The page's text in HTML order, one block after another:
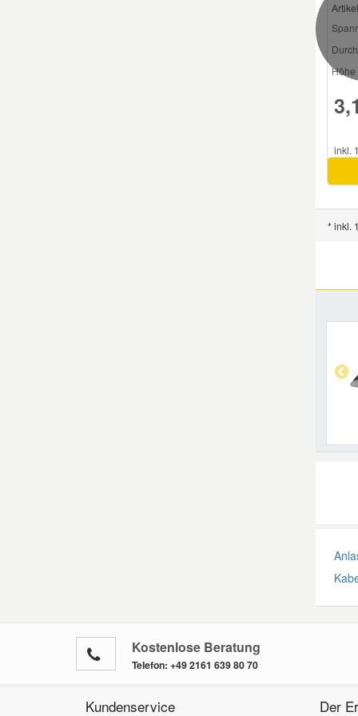
Höhe
inkl.
* inkl.
Kostenlose Beratung
Telefon: +49 2161 639 80 70
Kundenservice Der